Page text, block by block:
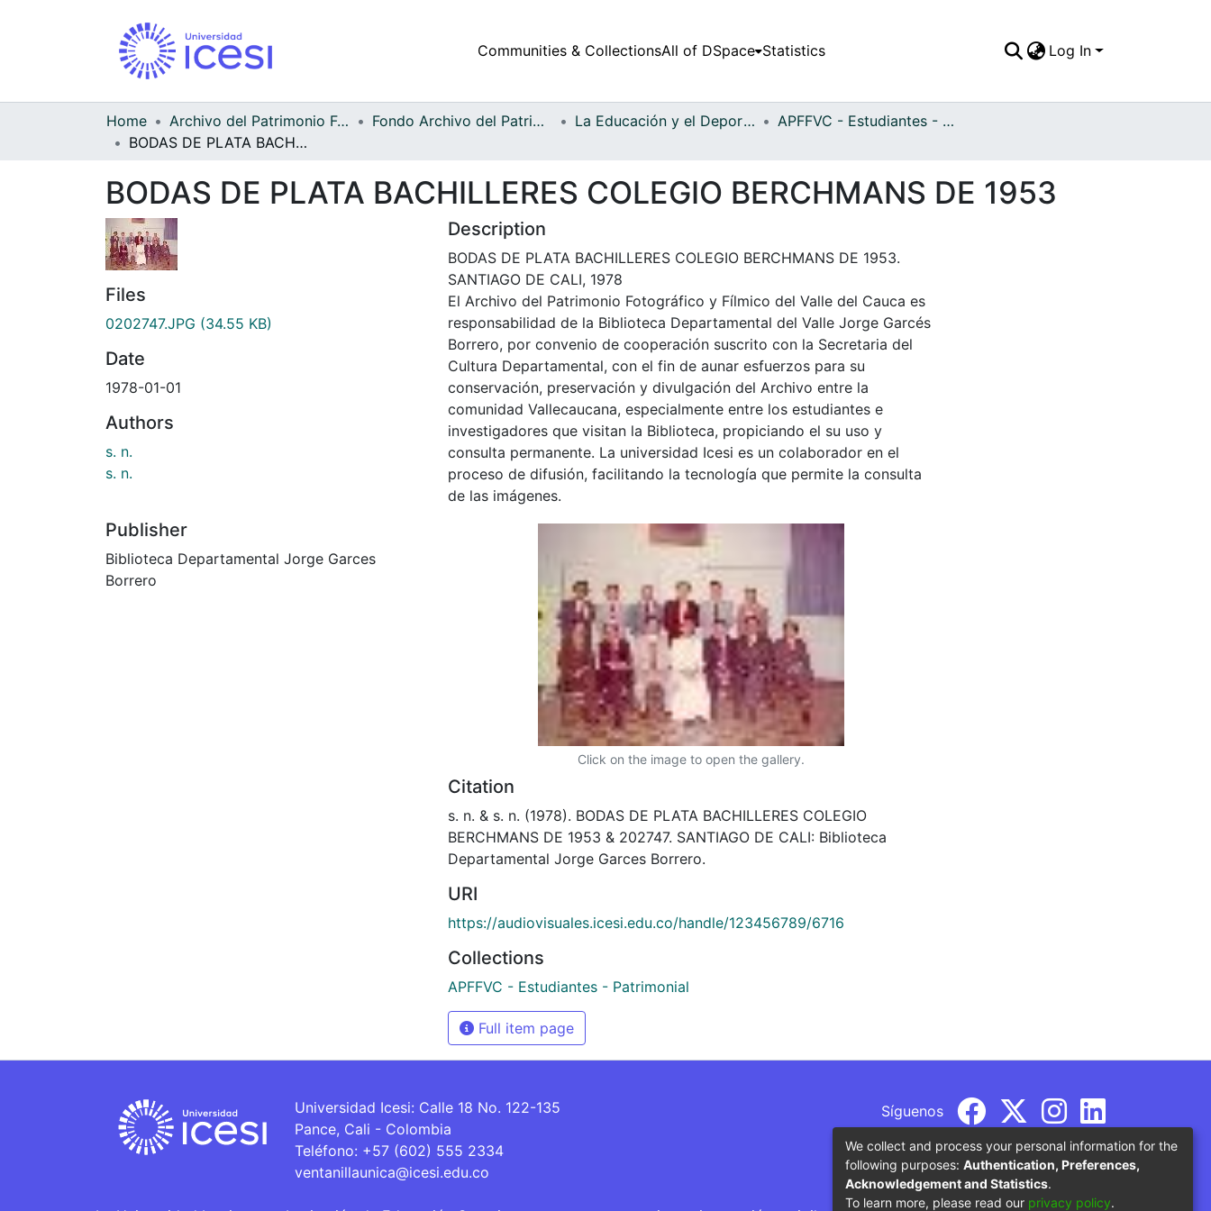
Communities & CollectionsAll of DSpace Statistics Log In
Home Archivo del Patrimonio Fotográfico y Fílmico del Valle del Cauca Fondo Archivo del Patrimonio Fotográfico y Fílmico del Valle del Cauca La Educación y el Deporte
APFFVC - Estudiantes - Patrimonial
BODAS DE PLATA BACHILLERES COLEGIO BERCHMANS DE 1953
BODAS DE PLATA BACHILLERES COLEGIO BERCHMANS DE 1953
Files
0202747.JPG (34.55 KB)
Date
1978-01-01
Authors
s. n.
s. n.
Publisher
Biblioteca Departamental Jorge Garces
Borrero
Description
BODAS DE PLATA BACHILLERES COLEGIO BERCHMANS DE 1953.
SANTIAGO DE CALI, 1978
El Archivo del Patrimonio Fotográfico y Fílmico del Valle del Cauca es
responsabilidad de la Biblioteca Departamental del Valle Jorge Garcés
Borrero, por convenio de cooperación suscrito con la Secretaria del
Cultura Departamental, con el fin de aunar esfuerzos para su
conservación, preservación y divulgación del Archivo entre la
comunidad Vallecaucana, especialmente entre los estudiantes e
investigadores que visitan la Biblioteca, propiciando el su uso y
consulta permanente. La universidad Icesi es un colaborador en el
proceso de difusión, facilitando la tecnología que permite la consulta
de las imágenes.
Click on the image to open the gallery.
Citation
s. n. & s. n. (1978). BODAS DE PLATA BACHILLERES COLEGIO
BERCHMANS DE 1953 & 202747. SANTIAGO DE CALI: Biblioteca
Departamental Jorge Garces Borrero.
URI
https://audiovisuales.icesi.edu.co/handle/123456789/6716
Collections
APFFVC - Estudiantes - Patrimonial
Full item page
Universidad Icesi: Calle 18 No. 122-135
Pance, Cali - Colombia
Teléfono: +57 (602) 555 2334
ventanillaunica@icesi.edu.co
Síguenos
We collect and process your personal information for the
following purposes: Authentication, Preferences,
Acknowledgement and Statistics.
To learn more, please read our privacy policy.